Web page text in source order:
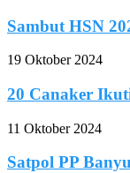
Sambut HSN
19 Oktober 2024
20 Canaker
11 Oktober 2024
Satpol PP